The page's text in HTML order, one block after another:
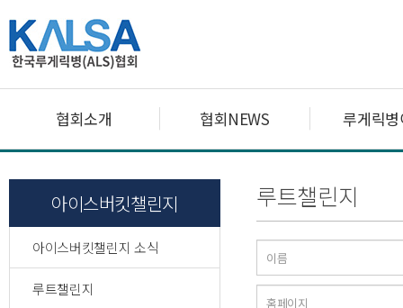
협회소개 협회NEWS 루게릭
아이스버킷챌린지
아이스버킷챌린지 소식
루트챌린지
루트챌린지